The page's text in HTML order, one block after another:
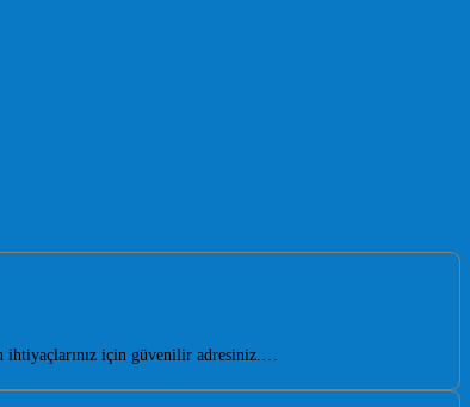
ihtiyaçlarınız için güvenilir adresiniz.…